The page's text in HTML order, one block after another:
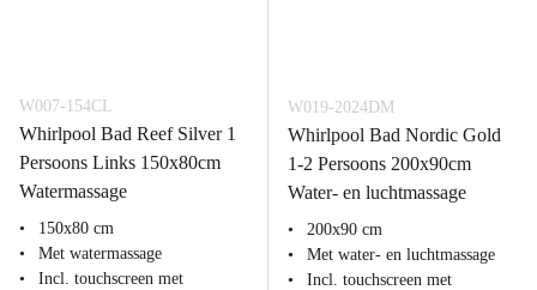
W007-154CL
Whirlpool Bad Reef Silver 1
Persoons Links 150x80cm
Watermassage
150x80 cm
Met watermassage
Incl. touchscreen met
W019-2024DM
Whirlpool Bad Nordic Gold
1-2 Persoons 200x90cm
Water- en luchtmassage
200x90 cm
Met water- en luchtmassage
Incl. touchscreen met